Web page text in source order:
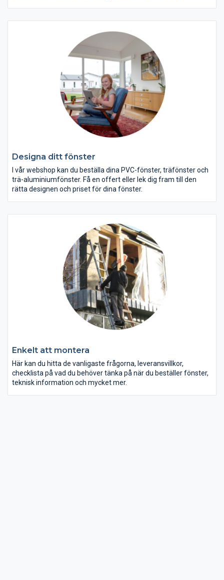
Designa ditt fönster
I vår webshop kan du beställa dina PVC-fönster, träfönster och
trä-aluminiumfönster. Få en offert eller lek dig fram till den
rätta designen och priset för dina fönster.
Enkelt att montera
Här kan du hitta de vanligaste frågorna, leveransvillkor,
checklista på vad du behöver tänka på när du beställer fönster,
teknisk information och mycket mer.